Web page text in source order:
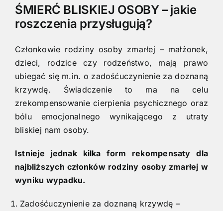
ŚMIERĆ BLISKIEJ OSOBY – jakie
roszczenia przysługują?
Członkowie rodziny osoby zmarłej – małżonek,
dzieci, rodzice czy rodzeństwo, mają prawo
ubiegać się m.in. o zadośćuczynienie za doznaną
krzywdę. Świadczenie to ma na celu
zrekompensowanie cierpienia psychicznego oraz
bólu emocjonalnego wynikającego z utraty
bliskiej nam osoby.
Istnieje jednak kilka form rekompensaty dla
najbliższych członków rodziny osoby zmarłej w
wyniku wypadku.
Zadośćuczynienie za doznaną krzywdę –